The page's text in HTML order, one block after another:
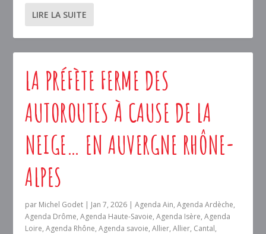
LIRE LA SUITE
LA PRÉFÈTE FERME DES
AUTOROUTES À CAUSE DE LA
NEIGE… EN AUVERGNE RHÔNE-
ALPES
par Michel Godet | Jan 7, 2026 |Agenda Ain,Agenda Ardèche,
Agenda Drôme,Agenda Haute-Savoie,Agenda Isère,Agenda
Loire,Agenda Rhône,Agenda savoie,Allier,Allier, Cantal,